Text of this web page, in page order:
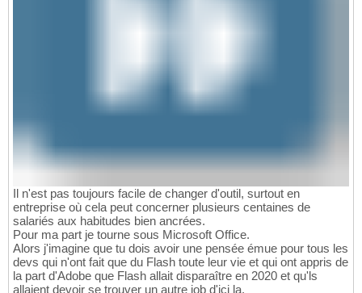
Il n'est pas toujours facile de changer d'outil, surtout en
entreprise où cela peut concerner plusieurs centaines de
salariés aux habitudes bien ancrées.
Pour ma part je tourne sous Microsoft Office.
Alors j'imagine que tu dois avoir une pensée émue pour tous les
devs qui n'ont fait que du Flash toute leur vie et qui ont appris de
la part d'Adobe que Flash allait disparaître en 2020 et qu'ls
allaient devoir se trouver un autre job d'ici la.